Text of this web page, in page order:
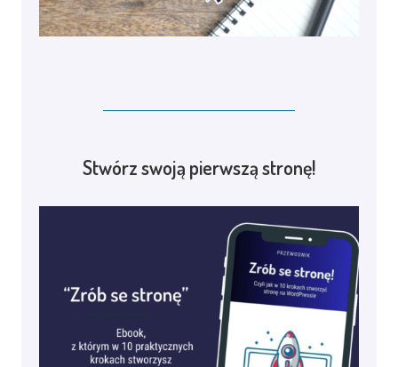
Stwórz swoją pierwszą stronę!